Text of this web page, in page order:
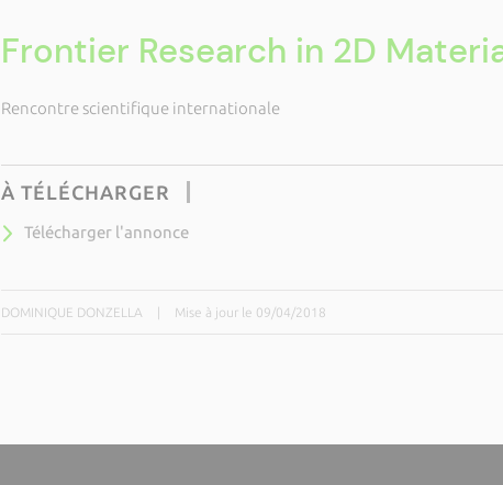
Frontier Research in 2D
Rencontre scientifique internationale
À TÉLÉCHARGER
Télécharger l'annonce
DOMINIQUE DONZELLA Mise à jour le 09/04/2018